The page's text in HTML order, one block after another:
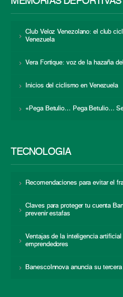
Club Veloz Venezolano: el club
Venezuela
Vera Fortique: voz de la hazaña
Inicios del ciclismo en Venezuela
«Pega Betulio… Pega Betulio…
TECNOLOGÍA
Recomendaciones para evitar el
Claves para proteger tu cuenta
prevenir estafas
Ventajas de la inteligencia artificial
emprendedores
BanescoInnova anuncia su